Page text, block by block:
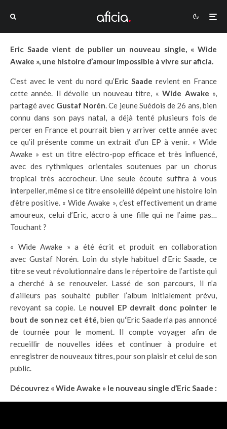
Eric Saade vient de publier un nouveau single, « Wide
Awake », une histoire d’amour impossible à vivre sur aficia.
C’est avec le vent du nord qu’Eric Saade revient en France
cette année. Il dévoile un nouveau titre, «Wide Awake »,
partagé avec Gustaf Norén. Ce jeune Suédois de 26 ans, bien
connu dans son pays natal, a déjà tenté plusieurs fois de
percer en France et pourrait bien y arriver cette année avec
ce qu’il présente comme un extrait d’un EP à venir. « Wide
Awake » est un titre eléctro-pop efficace et très influencé,
avec des rythmiques orientales soutenues par un chorus
tropical très accrocheur. Une seule écoute suffira à vous
interpeller, même si ce titre ensoleillé dépeint une histoire loin
d’être positive. « Wide Awake », c’est effectivement un drame
amoureux, celui d’Eric, accro à une fille qui ne l’aime pas…
Touchant ?
« Wide Awake » a été écrit et produit en collaboration
avec Gustaf Norén. Loin du style habituel d’Eric Saade, ce
titre se veut révolutionnaire dans le répertoire de l’artiste qui
a cherché à se renouveler. Lassé de son parcours, il n’a
d’ailleurs pas souhaité publier l’album initialement prévu,
revoyant sa copie. Le nouvel EP devrait donc pointer le
bout de son nez cet été, bien qu‘Eric Saade n’a pas annoncé
de tournée pour le moment. Il compte voyager afin de
recueillir de nouvelles idées et continuer à produire et
enregistrer de nouveaux titres, pour son plaisir et celui de son
public.
Découvrez « Wide Awake » le nouveau single d’Eric Saade :